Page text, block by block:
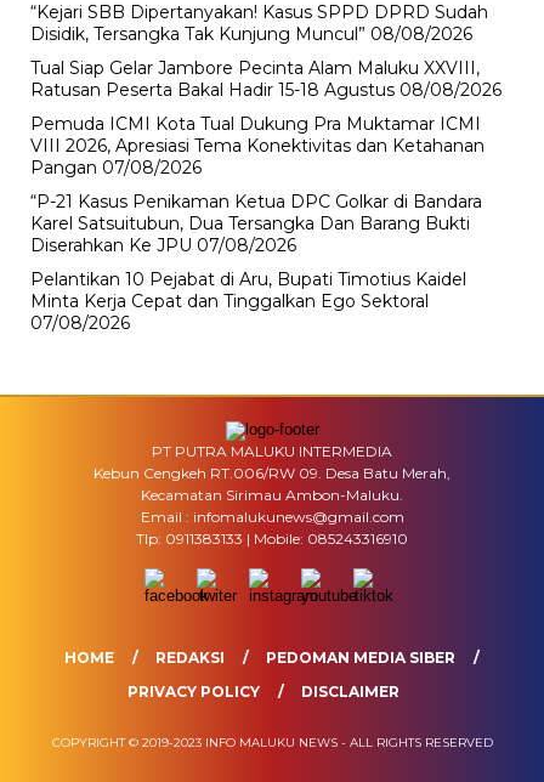
“Kejari SBB Dipertanyakan! Kasus SPPD DPRD Sudah
Disidik, Tersangka Tak Kunjung Muncul” 08/08/2026
Tual Siap Gelar Jambore Pecinta Alam Maluku XXVIII,
Ratusan Peserta Bakal Hadir 15-18 Agustus 08/08/2026
Pemuda ICMI Kota Tual Dukung Pra Muktamar ICMI
VIII 2026, Apresiasi Tema Konektivitas dan Ketahanan
Pangan 07/08/2026
“P-21 Kasus Penikaman Ketua DPC Golkar di Bandara
Karel Satsuitubun, Dua Tersangka Dan Barang Bukti
Diserahkan Ke JPU 07/08/2026
Pelantikan 10 Pejabat di Aru, Bupati Timotius Kaidel
Minta Kerja Cepat dan Tinggalkan Ego Sektoral
07/08/2026
PT PUTRA MALUKU INTERMEDIA
Kebun Cengkeh RT.006/RW 09. Desa Batu Merah,
Kecamatan Sirimau Ambon-Maluku.
Email : infomalukunews@gmail.com
Tlp: 0911383133 | Mobile: 085243316910
HOME REDAKSI
PEDOMAN MEDIA SIBER
PRIVACY POLICY
DISCLAIMER
COPYRIGHT © 2019-2023 INFO MALUKU NEWS - ALL RIGHTS RESERVED